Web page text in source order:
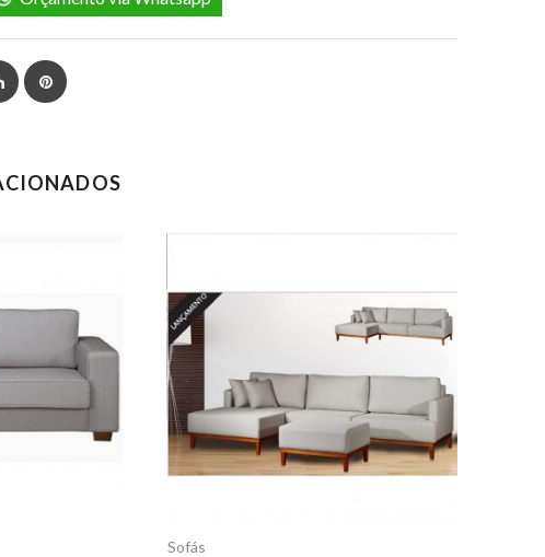
LinkedInPinterest
Sofás